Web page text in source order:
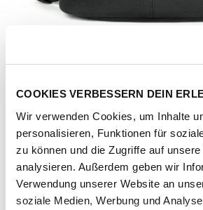
COOKIES VERBESSERN DEIN
Wir verwenden Cookies, um Inhalte
personalisieren, Funktionen für
zu können und die Zugriffe auf
analysieren. Außerdem geben wir
Verwendung unserer Website an
soziale Medien, Werbung und
Artikel-Nr.134421-1011-1001
Farbe nubuk black